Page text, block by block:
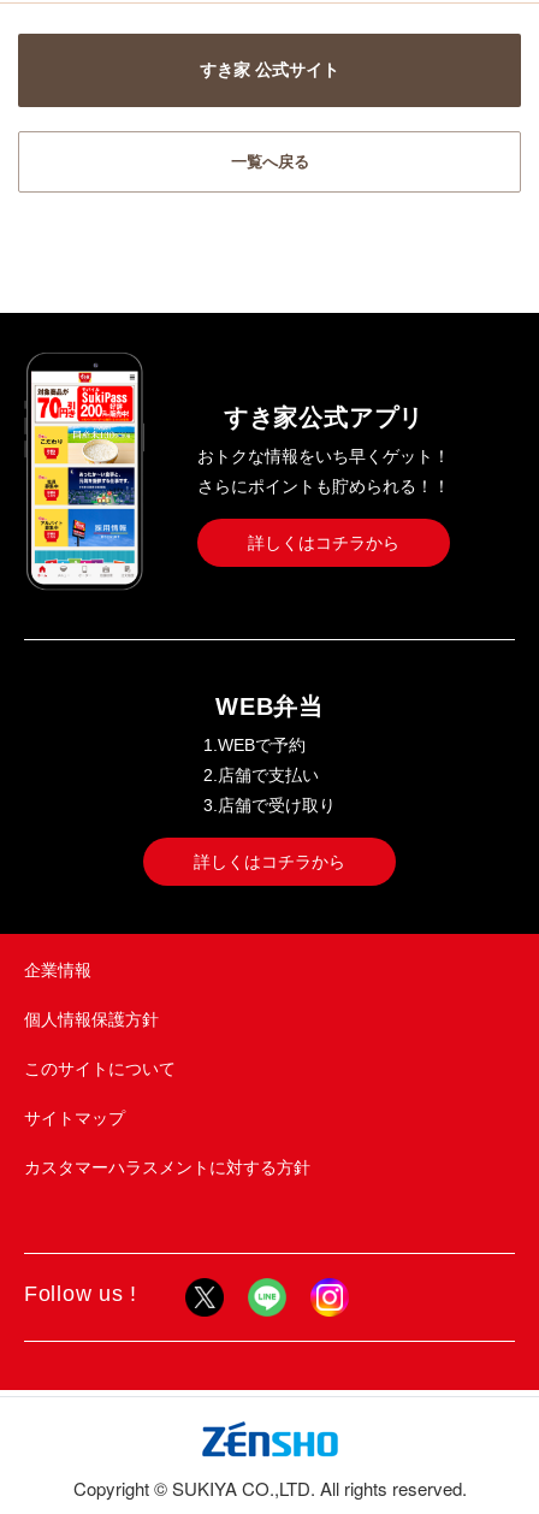
すき家 公式サイト
一覧へ戻る
すき家公式アプリ
おトクな情報をいち早くゲット！
さらにポイントも貯められる！！
詳しくはコチラから
WEB弁当
1.WEBで予約
2.店舗で支払い
3.店舗で受け取り
詳しくはコチラから
企業情報
個人情報保護方針
このサイトについて
サイトマップ
カスタマーハラスメントに対する方針
Follow us !
Copyright © SUKIYA CO.,LTD. All rights reserved.